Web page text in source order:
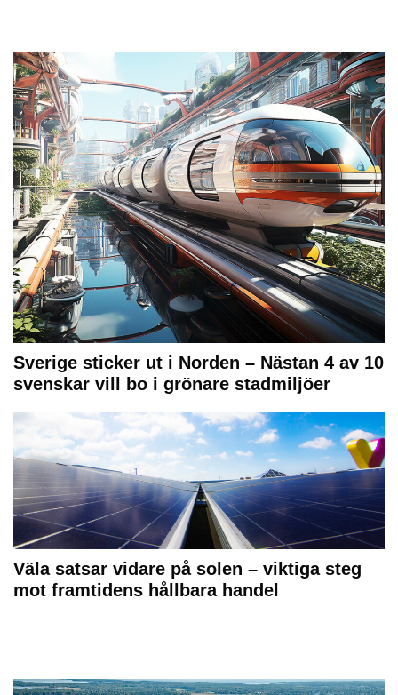
Sverige sticker ut i Norden – Nästan 4 av 10
svenskar vill bo i grönare stadmiljöer
Väla satsar vidare på solen – viktiga steg
mot framtidens hållbara handel